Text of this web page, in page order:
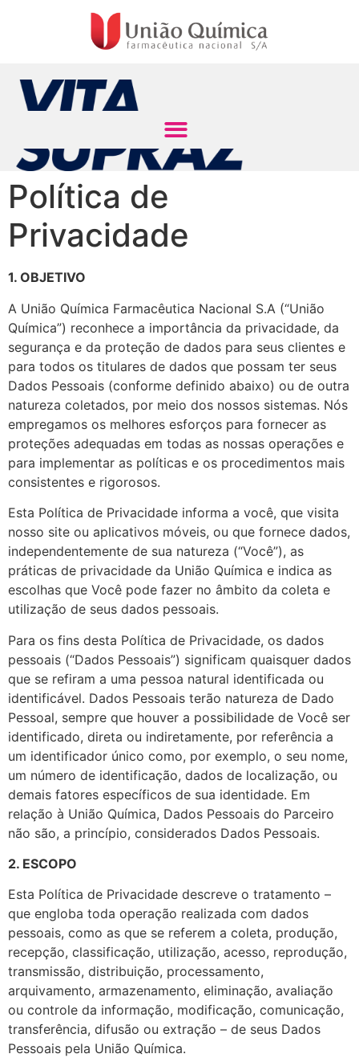
Política de
Privacidade
1. OBJETIVO
A União Química Farmacêutica Nacional S.A (“União
Química”) reconhece a importância da privacidade, da
segurança e da proteção de dados para seus clientes e
para todos os titulares de dados que possam ter seus
Dados Pessoais (conforme definido abaixo) ou de outra
natureza coletados, por meio dos nossos sistemas. Nós
empregamos os melhores esforços para fornecer as
proteções adequadas em todas as nossas operações e
para implementar as políticas e os procedimentos mais
consistentes e rigorosos.
Esta Política de Privacidade informa a você, que visita
nosso site ou aplicativos móveis, ou que fornece dados,
independentemente de sua natureza (“Você”), as
práticas de privacidade da União Química e indica as
escolhas que Você pode fazer no âmbito da coleta e
utilização de seus dados pessoais.
Para os fins desta Política de Privacidade, os dados
pessoais (“Dados Pessoais”) significam quaisquer dados
que se refiram a uma pessoa natural identificada ou
identificável. Dados Pessoais terão natureza de Dado
Pessoal, sempre que houver a possibilidade de Você ser
identificado, direta ou indiretamente, por referência a
um identificador único como, por exemplo, o seu nome,
um número de identificação, dados de localização, ou
demais fatores específicos de sua identidade. Em
relação à União Química, Dados Pessoais do Parceiro
não são, a princípio, considerados Dados Pessoais.
2. ESCOPO
Esta Política de Privacidade descreve o tratamento –
que engloba toda operação realizada com dados
pessoais, como as que se referem a coleta, produção,
recepção, classificação, utilização, acesso, reprodução,
transmissão, distribuição, processamento,
arquivamento, armazenamento, eliminação, avaliação
ou controle da informação, modificação, comunicação,
transferência, difusão ou extração – de seus Dados
Pessoais pela União Química.